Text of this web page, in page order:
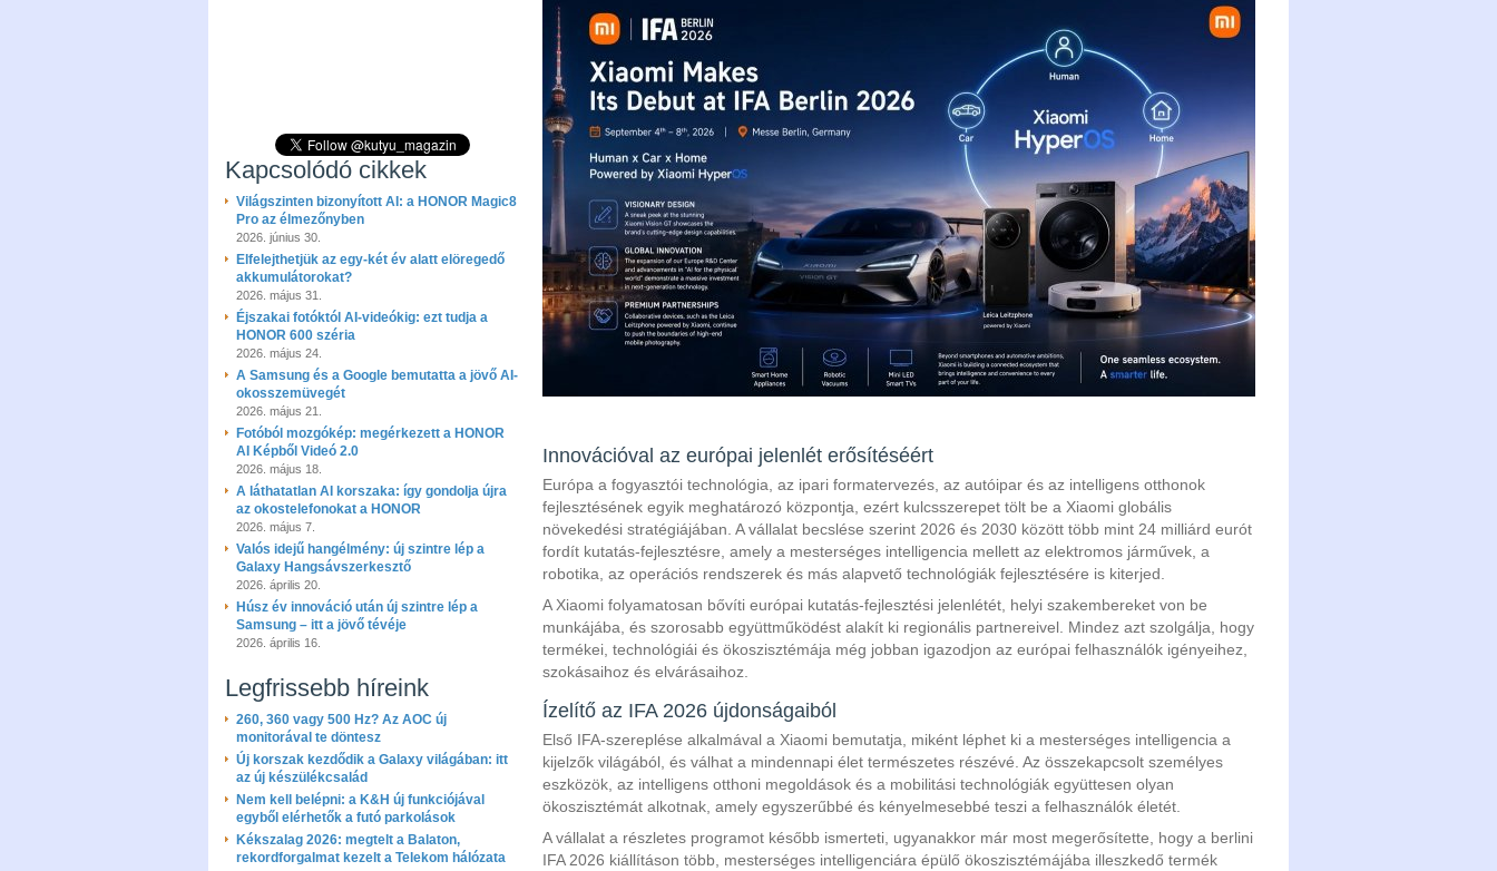
Kapcsolódó cikkek
Világszinten bizonyított AI: a HONOR Magic8
Pro az élmezőnyben
2026. június 30.
Elfelejthetjük az egy-két év alatt elöregedő
akkumulátorokat?
2026. május 31.
Éjszakai fotóktól AI-videókig: ezt tudja a
HONOR 600 széria
2026. május 24.
A Samsung és a Google bemutatta a jövő AI-
okosszemüvegét
2026. május 21.
Fotóból mozgókép: megérkezett a HONOR
AI Képből Videó 2.0
2026. május 18.
A láthatatlan AI korszaka: így gondolja újra
az okostelefonokat a HONOR
2026. május 7.
Valós idejű hangélmény: új szintre lép a
Galaxy Hangsávszerkesztő
2026. április 20.
Húsz év innováció után új szintre lép a
Samsung – itt a jövő tévéje
2026. április 16.
Legfrissebb híreink
260, 360 vagy 500 Hz? Az AOC új
monitorával te döntesz
Új korszak kezdődik a Galaxy világában: itt
az új készülékcsalád
Nem kell belépni: a K&H új funkciójával
egyből elérhetők a futó parkolások
Kékszalag 2026: megtelt a Balaton,
rekordforgalmat kezelt a Telekom hálózata
Innovációval az európai jelenlét erősítéséért
Európa a fogyasztói technológia, az ipari formatervezés, az autóipar és az intelligens otthonok
fejlesztésének egyik meghatározó központja, ezért kulcsszerepet tölt be a Xiaomi globális
növekedési stratégiájában. A vállalat becslése szerint 2026 és 2030 között több mint 24 milliárd eurót
fordít kutatás-fejlesztésre, amely a mesterséges intelligencia mellett az elektromos járművek, a
robotika, az operációs rendszerek és más alapvető technológiák fejlesztésére is kiterjed.
A Xiaomi folyamatosan bővíti európai kutatás-fejlesztési jelenlétét, helyi szakembereket von be
munkájába, és szorosabb együttműködést alakít ki regionális partnereivel. Mindez azt szolgálja, hogy
termékei, technológiái és ökoszisztémája még jobban igazodjon az európai felhasználók igényeihez,
szokásaihoz és elvárásaihoz.
Ízelítő az IFA 2026 újdonságaiból
Első IFA-szereplése alkalmával a Xiaomi bemutatja, miként léphet ki a mesterséges intelligencia a
kijelzők világából, és válhat a mindennapi élet természetes részévé. Az összekapcsolt személyes
eszközök, az intelligens otthoni megoldások és a mobilitási technológiák együttesen olyan
ökoszisztémát alkotnak, amely egyszerűbbé és kényelmesebbé teszi a felhasználók életét.
A vállalat a részletes programot később ismerteti, ugyanakkor már most megerősítette, hogy a berlini
IFA 2026 kiállításon több, mesterséges intelligenciára épülő ökoszisztémájába illeszkedő termék